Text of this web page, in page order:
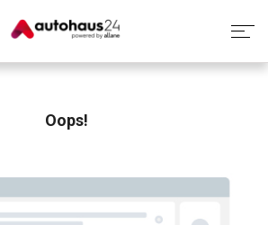
Rund um die Inzahlungnahme
Oops!